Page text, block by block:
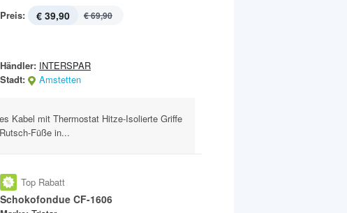
Preis: € 39,90 € 69,90
Händler: INTERSPAR
Stadt:
Amstetten
Kabel mit Thermostat Hitze-Isolierte Griffe
Füße in...
Top Rabatt
Schokofondue CF-1606